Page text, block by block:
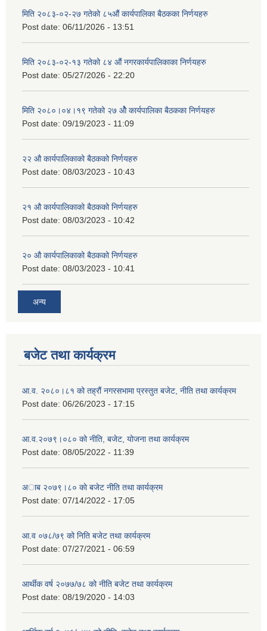
मिति २०८३-०२-२७ गतेको ८५औं कार्यपालिका बैठकका निर्णयहरु
Post date: 06/11/2026 - 13:51
मिति २०८३-०२-१३ गतेको ८४ औं नगरकार्यपालिकाका निर्णयहरु
Post date: 05/27/2026 - 22:20
मिति २०८०।०४।१९ गतेको २७ ‌‍‌ओेै कार्यपालिका बैठकका निर्णयहरु
Post date: 09/19/2023 - 11:09
२‍२ औ कार्यपालिकाको बैठकको निर्णयहरु
Post date: 08/03/2023 - 10:43
२‍१ औ कार्यपालिकाको बैठकको निर्णयहरु
Post date: 08/03/2023 - 10:42
२‍० औ कार्यपालिकाको बैठकको निर्णयहरु
Post date: 08/03/2023 - 10:41
अन्य
बजेट तथा कार्यक्रम
आ.व. २०८०।८१ को तह्रौं नगरसभामा प्रस्तुत बजेट, नीति तथा कार्यक्रम
Post date: 06/26/2023 - 17:15
आ.व.२०७९।०८० को नीति, बजेट, योजना तथा कार्यक्रम
Post date: 08/05/2022 - 11:39
अाब २०७९।८० काे बजेट नीति तथा कार्यक्रम
Post date: 07/14/2022 - 17:05
आ.व ०७८/७९ को निति बजेट तथा कार्यक्रम
Post date: 07/27/2021 - 06:59
आर्थीक वर्ष २०७७/७८ को नीति बजेट तथा कार्यक्रम
Post date: 08/19/2020 - 14:03